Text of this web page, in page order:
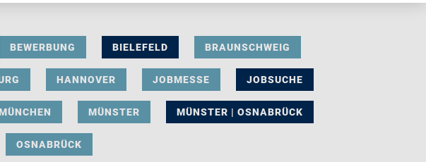
BEWERBUNG BIELEFELD BRAUNSCHWEIG
HANNOVER JOBMESSE JOBSUCHE
MÜNSTER MÜNSTER | OSNABRÜCK
OSNABRÜCK